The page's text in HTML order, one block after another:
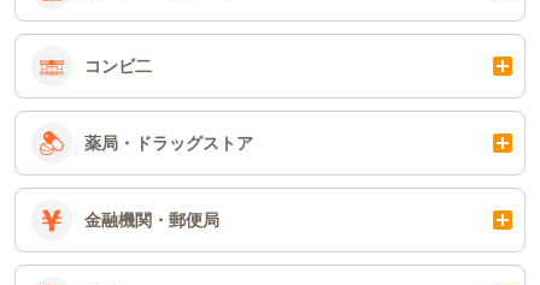
コンビ二
薬局・ドラッグストア
金融機関・郵便局